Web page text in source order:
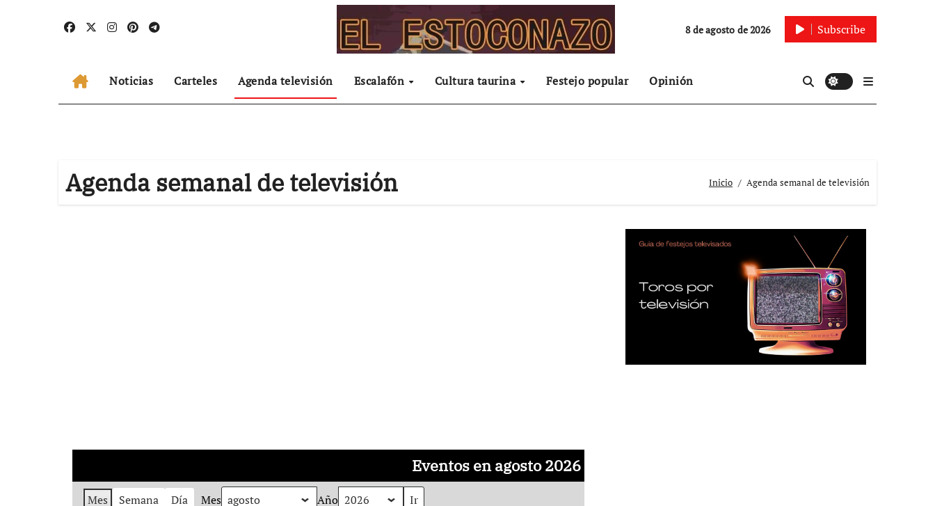
8 de agosto de 2026 Subscribe
Noticias Carteles Agenda televisión Escalafón Cultura taurina Festejo popular Opinión
Agenda semanal de televisión Inicio Agenda semanal de televisión
Eventos en agosto 2026
Mes Semana Día Mes Año